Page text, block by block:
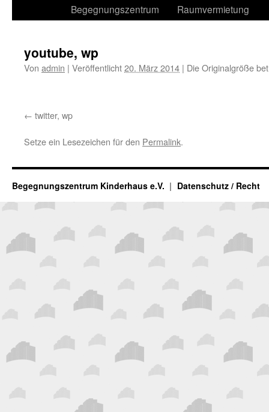
Begegnungszentrum
Raumvermietung
youtube, wp
Von admin | Veröffentlicht20. März 2014 | Die Originalgröße
twitter, wp
Setze ein Lesezeichen für den Permalink.
Begegnungszentrum Kinderhaus e.V. Datenschutz / Recht